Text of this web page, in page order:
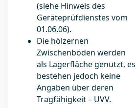
(siehe Hinweis des
Geräteprüfdienstes vom
01.06.06).
Die hölzernen
Zwischenböden werden
als Lagerfläche genutzt, es
bestehen jedoch keine
Angaben über deren
Tragfähigkeit – UVV.